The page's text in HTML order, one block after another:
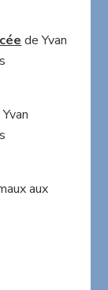
de Yvan
aux